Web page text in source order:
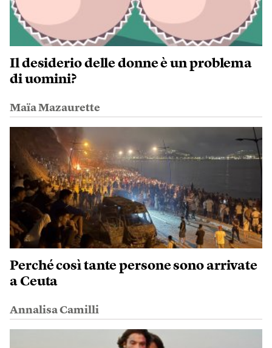
Il desiderio delle donne è un problema
di uomini?
Maïa Mazaurette
Perché così tante persone sono arrivate
a Ceuta
Annalisa Camilli